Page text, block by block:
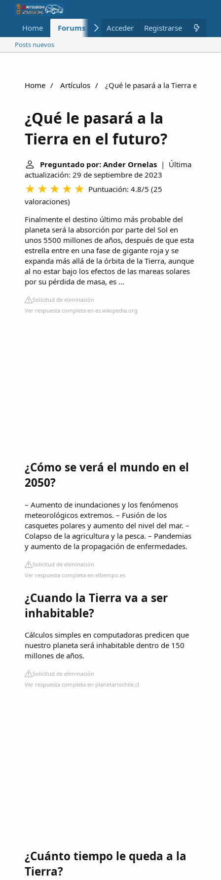
Home Forums Nuevo Miembros
Acceder Registrarse
Posts nuevos
Home Artículos ¿Qué le pasará a la Tierra en el
¿Qué le pasará a la
Tierra en el futuro?
Preguntado por: Ander Ornelas | Última
actualización: 29 de septiembre de 2023
Puntuación: 4.8/5 (25
valoraciones)
Finalmente el destino último más probable del
planeta será la absorción por parte del Sol en
unos 5500 millones de años, después de que esta
estrella entre en una fase de gigante roja y se
expanda más allá de la órbita de la Tierra, aunque
al no estar bajo los efectos de las mareas solares
por su pérdida de masa, es ...
Solicitud de eliminación
Ver respuesta completa en es.wikipedia.org
¿Cómo se verá el mundo en el
2050?
– Aumento de inundaciones y los fenómenos
meteorológicos extremos. – Fusión de los
casquetes polares y aumento del nivel del mar. –
Colapso de la agricultura y la pesca. – Pandemias
y aumento de la propagación de enfermedades.
Solicitud de eliminación
Ver respuesta completa en eltiempo.es
¿Cuando la Tierra va a ser
inhabitable?
Cálculos simples en computadoras predicen que
nuestro planeta será inhabitable dentro de 150
millones de años.
Solicitud de eliminación
Ver respuesta completa en planetariochile.cl
¿Cuánto tiempo le queda a la
Tierra?